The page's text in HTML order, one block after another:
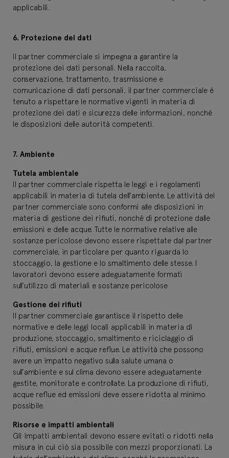
applicabili.
6. Protezione dei dati
Il partner commerciale si impegna a garantire la
protezione dei dati personali. Nella raccolta,
conservazione, trattamento, trasmissione e
comunicazione di dati personali, il partner commerciale è
tenuto a rispettare le normative vigenti in materia di
protezione dei dati e sicurezza delle informazioni, nonché
le disposizioni delle autorità competenti.
7. Ambiente
Tutela ambientale
Il partner commerciale rispetta le leggi e i regolamenti
applicabili in materia di tutela dell’ambiente. Le attività del
partner commerciale sono conformi alle disposizioni in
materia di gestione dei rifiuti, nonché di protezione dalle
emissioni e delle acque. Tutte le normative relative alle
sostanze pericolose devono essere rispettate dal partner
commerciale, in particolare per quanto riguarda lo
stoccaggio, la gestione e lo smaltimento delle stesse. I
lavoratori devono essere adeguatamente formati
sull’utilizzo di materiali e sostanze pericolose
Gestione dei rifiuti
Il partner commerciale garantisce il rispetto delle
normative e delle leggi locali applicabili in materia di
produzione, stoccaggio, smaltimento e riciclaggio di
rifiuti, emissioni e acque reflue. Le attività che possono
avere un impatto negativo sulla salute umana o
sull’ambiente e sul clima devono essere adeguatamente
gestite, monitorate e controllate. La produzione di rifiuti,
acque reflue ed emissioni deve essere ridotta al minimo
possibile.
Risorse e impatti ambientali
Gli impatti ambientali devono essere evitati o ridotti nella
misura in cui ciò sia possibile con mezzi proporzionati. La